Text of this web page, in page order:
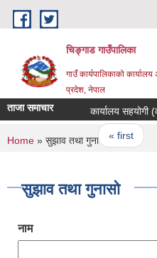
Skip to main content
चिङ्गाड गाउँपालिका
गाउँ कार्यपालिकाको
प्रदेश, नेपाल
ताजा समाचार कार्यालय सहयोगी
Pages
« first
You are here
Home » सुझाव तथा गुनासो
सुझाव तथा गुनासो
नाम